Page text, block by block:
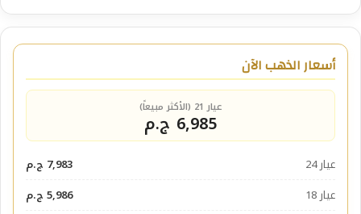
أسعار الذهب الآن
عيار 21 (الأكثر مبيعاً)
6,985 ج.م
عيار 24
7,983 ج.م
عيار 18
5,986 ج.م